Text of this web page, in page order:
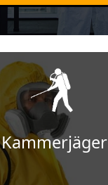
Kammerjäger